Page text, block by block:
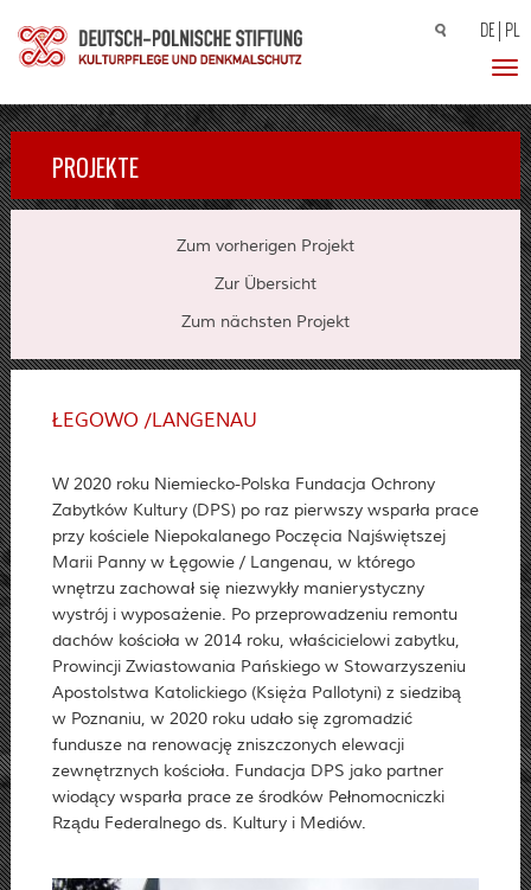
Suchen
DE PL
PROJEKTE
Zum vorherigen Projekt
Zur Übersicht
Zum nächsten Projekt
ŁEGOWO /LANGENAU
W 2020 roku Niemiecko-Polska Fundacja Ochrony
Zabytków Kultury (DPS) po raz pierwszy wsparła prace
przy kościele Niepokalanego Poczęcia Najświętszej
Marii Panny w Łęgowie / Langenau, w którego
wnętrzu zachował się niezwykły manierystyczny
wystrój i wyposażenie. Po przeprowadzeniu remontu
dachów kościoła w 2014 roku, właścicielowi zabytku,
Prowincji Zwiastowania Pańskiego w Stowarzyszeniu
Apostolstwa Katolickiego (Księża Pallotyni) z siedzibą
w Poznaniu, w 2020 roku udało się zgromadzić
fundusze na renowację zniszczonych elewacji
zewnętrznych kościoła. Fundacja DPS jako partner
wiodący wsparła prace ze środków Pełnomocniczki
Rządu Federalnego ds. Kultury i Mediów.